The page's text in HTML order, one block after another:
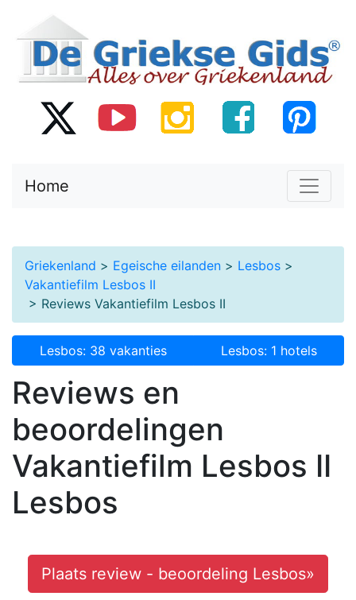
Home
Griekenland > Egeische eilanden > Lesbos >
Vakantiefilm Lesbos II
> Reviews Vakantiefilm Lesbos II
Lesbos: 38 vakanties Lesbos: 1 hotels
Reviews en
beoordelingen
Vakantiefilm Lesbos II
Lesbos
Plaats review - beoordeling Lesbos»